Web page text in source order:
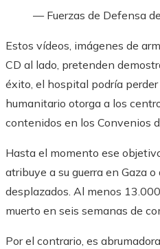
— Fuerzas de Defensa
Estos vídeos, imágenes de
CD al lado, pretenden
éxito, el hospital podría
humanitario otorga a los
contenidos en los Convenios
Hasta el momento ese
atribuye a su guerra en Gaza
desplazados. Al menos
muerto en seis semanas de
Por el contrario, es